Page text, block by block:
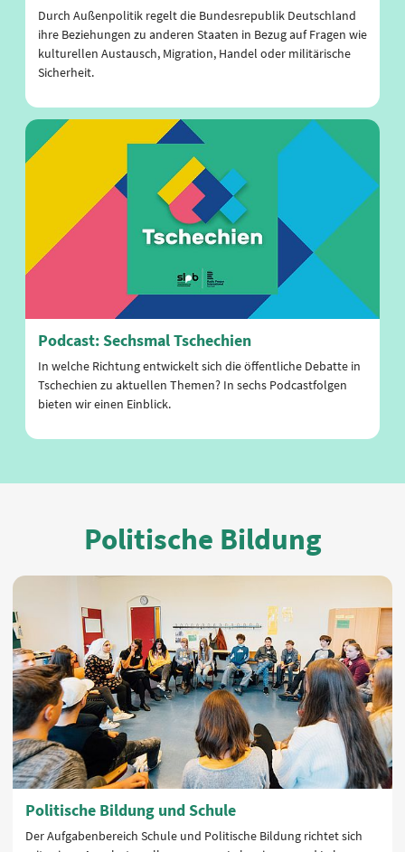
Durch Außenpolitik regelt die Bundesrepublik Deutschland
ihre Beziehungen zu anderen Staaten in Bezug auf Fragen wie
kulturellen Austausch, Migration, Handel oder militärische
Sicherheit.
Podcast: Sechsmal Tschechien
In welche Richtung entwickelt sich die öffentliche Debatte in
Tschechien zu aktuellen Themen? In sechs Podcastfolgen
bieten wir einen Einblick.
Politische Bildung
Politische Bildung und Schule
Der Aufgabenbereich Schule und Politische Bildung richtet sich